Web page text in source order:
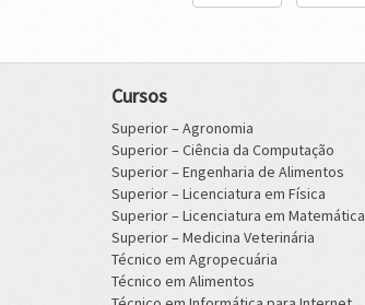
Cursos
Superior – Agronomia
Superior – Ciência da Computação
Superior – Engenharia de Alimentos
Superior – Licenciatura em Física
Superior – Licenciatura em Matemática
Superior – Medicina Veterinária
Técnico em Agropecuária
Técnico em Alimentos